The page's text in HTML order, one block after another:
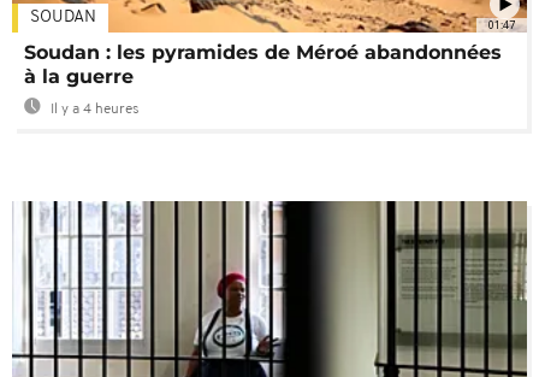
01:47
SOUDAN
Soudan : les pyramides de Méroé abandonnées
à la guerre
Il y a 4 heures